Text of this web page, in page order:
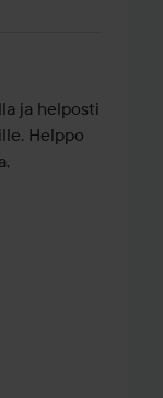
ja helposti
Helppo